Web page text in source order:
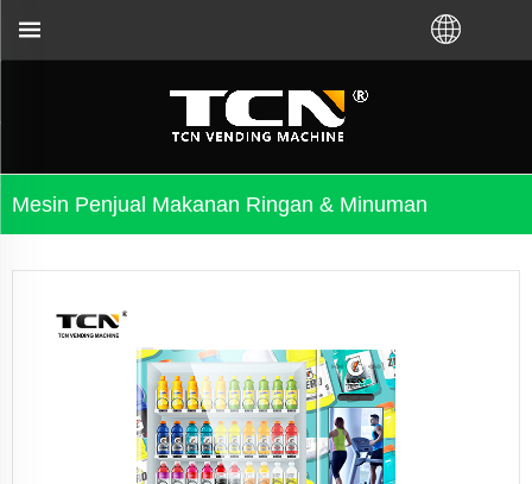
Mesin Penjual Makanan Ringan & Minuman